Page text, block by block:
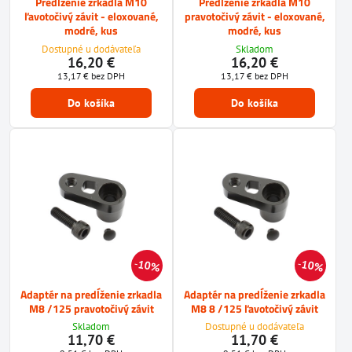
ľavotočivý závit - eloxované,
modré, kus
Dostupné u dodávateľa
16,20 €
13,17 € bez DPH
Do košíka
pravotočivý závit - eloxované,
modré, kus
Skladom
16,20 €
13,17 € bez DPH
Do košíka
10%
Adaptér na predĺženie zrkadla
M8 /125 pravotočivý závit
Skladom
11,70 €
10%
Adaptér na predĺženie zrkadla
M8 8 /125 ľavotočivý závit
Dostupné u dodávateľa
11,70 €